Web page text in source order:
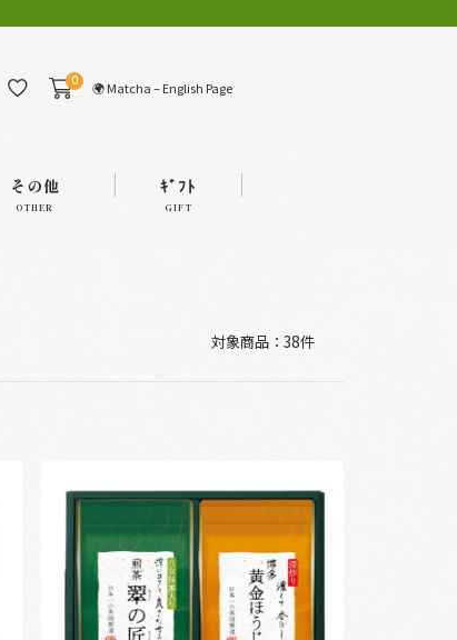
0 🌍 Matcha – English Page
その他
OTHER
ｷﾞﾌﾄ
GIFT
対象商品： 38件